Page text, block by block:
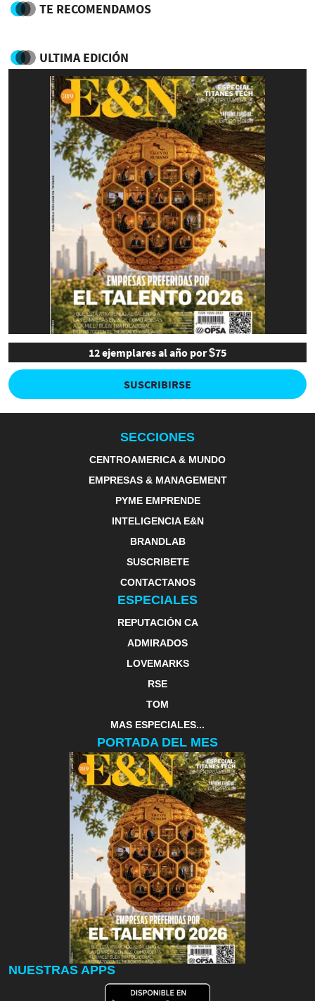
TE RECOMENDAMOS
ULTIMA EDICIÓN
12 ejemplares al año por $75
SUSCRIBIRSE
SECCIONES
CENTROAMERICA & MUNDO
EMPRESAS & MANAGEMENT
PYME EMPRENDE
INTELIGENCIA E&N
BRANDLAB
SUSCRIBETE
CONTACTANOS
ESPECIALES
REPUTACIÓN CA
ADMIRADOS
LOVEMARKS
RSE
TOM
MAS ESPECIALES...
PORTADA DEL MES
NUESTRAS APPS